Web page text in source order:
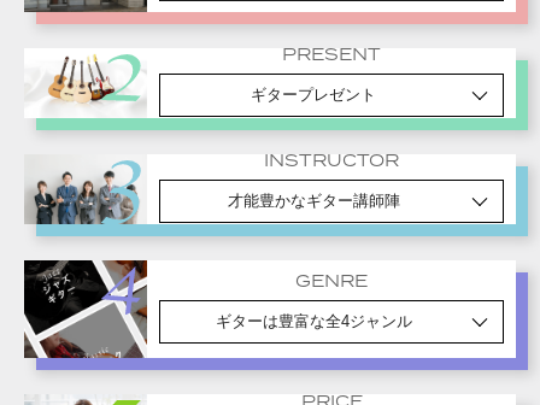
PRESENT
ギタープレゼント
INSTRUCTOR
才能豊かなギター講師陣
GENRE
ギターは豊富な全4ジャンル